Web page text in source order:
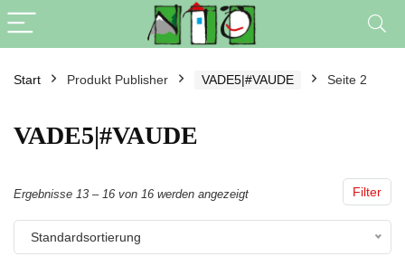
Start Produkt Publisher VADE5|#VAUDE Seite 2
VADE5|#VAUDE
Filter
Ergebnisse 13 – 16 von 16 werden angezeigt
Standardsortierung